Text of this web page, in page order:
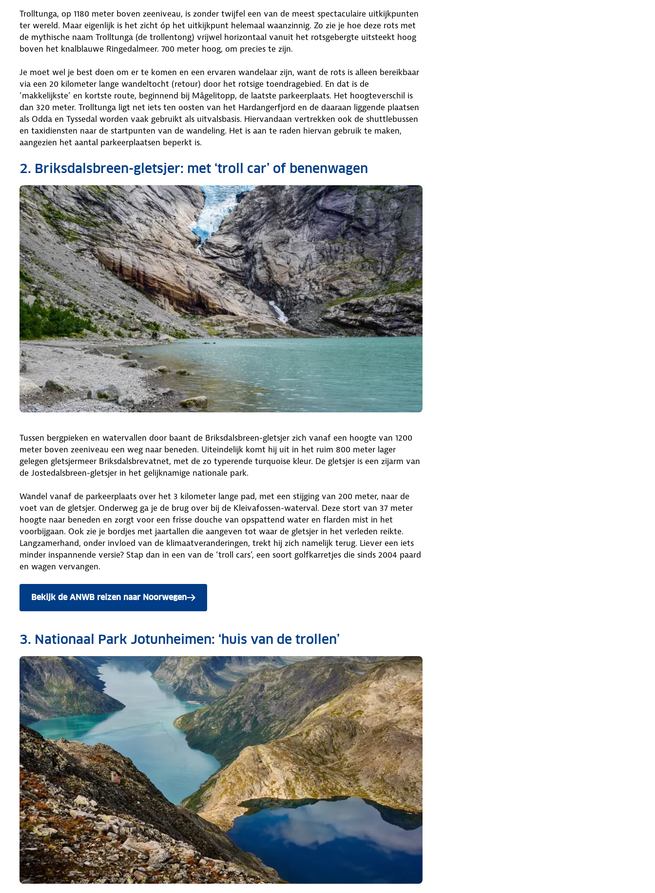
Trolltunga, op 1180 meter boven zeeniveau, is zonder twijfel een van de meest spectaculaire uitkijkpunten
ter wereld. Maar eigenlijk is het zicht óp het uitkijkpunt helemaal waanzinnig. Zo zie je hoe deze rots met
de mythische naam Trolltunga (de trollentong) vrijwel horizontaal vanuit het rotsgebergte uitsteekt hoog
boven het knalblauwe Ringedalmeer. 700 meter hoog, om precies te zijn.
Je moet wel je best doen om er te komen en een ervaren wandelaar zijn, want de rots is alleen bereikbaar
via een 20 kilometer lange wandeltocht (retour) door het rotsige toendragebied. En dat is de
’makkelijkste’ en kortste route, beginnend bij Mågelitopp, de laatste parkeerplaats. Het hoogteverschil is
dan 320 meter. Trolltunga ligt net iets ten oosten van het Hardangerfjord en de daaraan liggende plaatsen
als Odda en Tyssedal worden vaak gebruikt als uitvalsbasis. Hiervandaan vertrekken ook de shuttlebussen
en taxidiensten naar de startpunten van de wandeling. Het is aan te raden hiervan gebruik te maken,
aangezien het aantal parkeerplaatsen beperkt is.
2. Briksdalsbreen-gletsjer: met ‘troll car’ of benenwagen
Tussen bergpieken en watervallen door baant de Briksdalsbreen-gletsjer zich vanaf een hoogte van 1200
meter boven zeeniveau een weg naar beneden. Uiteindelijk komt hij uit in het ruim 800 meter lager
gelegen gletsjermeer Briksdalsbrevatnet, met de zo typerende turquoise kleur. De gletsjer is een zijarm van
de Jostedalsbreen-gletsjer in het gelijknamige nationale park.
Wandel vanaf de parkeerplaats over het 3 kilometer lange pad, met een stijging van 200 meter, naar de
voet van de gletsjer. Onderweg ga je de brug over bij de Kleivafossen-waterval. Deze stort van 37 meter
hoogte naar beneden en zorgt voor een frisse douche van opspattend water en flarden mist in het
voorbijgaan. Ook zie je bordjes met jaartallen die aangeven tot waar de gletsjer in het verleden reikte.
Langzamerhand, onder invloed van de klimaatveranderingen, trekt hij zich namelijk terug. Liever een iets
minder inspannende versie? Stap dan in een van de ‘troll cars’, een soort golfkarretjes die sinds 2004 paard
en wagen vervangen.
Bekijk de ANWB reizen naar Noorwegen
3. Nationaal Park Jotunheimen: ‘huis van de trollen’